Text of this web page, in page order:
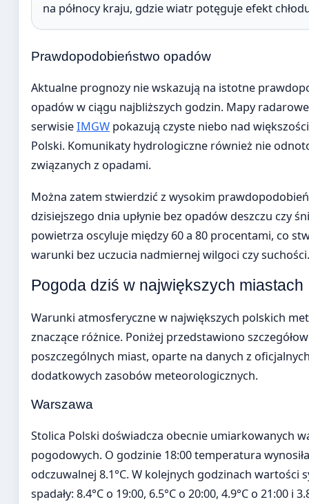
na północy kraju, gdzie wiatr potęguje efekt
Prawdopodobieństwo opadów
Aktualne prognozy nie wskazują na istotne
opadów w ciągu najbliższych godzin. Mapy
serwisieIMGW pokazują czyste niebo nad
Polski. Komunikaty hydrologiczne również nie
związanych z opadami.
Można zatem stwierdzić z wysokim
dzisiejszego dnia upłynie bez opadów deszczu czy
powietrza oscyluje między 60 a 80 procentami, co
warunki bez uczucia nadmiernej wilgoci czy suchości.
Pogoda dziś w największych miastach
Warunki atmosferyczne w największych polskich
znaczące różnice. Poniżej przedstawiono
poszczególnych miast, oparte na danych z
dodatkowych zasobów meteorologicznych.
Warszawa
Stolica Polski doświadcza obecnie umiarkowanych
pogodowych. O godzinie 18:00 temperatura
odczuwalnej 8.1°C. W kolejnych godzinach wartości
spadały: 8.4°C o 19:00, 6.5°C o 20:00, 4.9°C o 21:00 i